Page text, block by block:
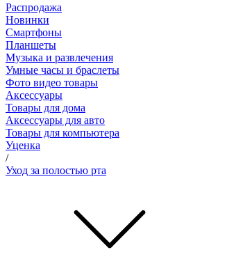
Распродажа
Новинки
Смартфоны
Планшеты
Музыка и развлечения
Умные часы и браслеты
Фото видео товары
Аксессуары
Товары для дома
Аксессуары для авто
Товары для компьютера
Уценка
/
Уход за полостью рта